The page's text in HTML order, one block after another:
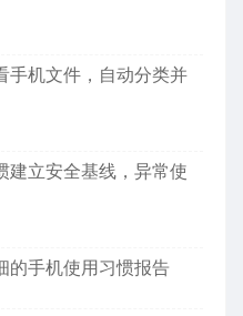
手机文件，自动分类并
建立安全基线，异常使
的手机使用习惯报告